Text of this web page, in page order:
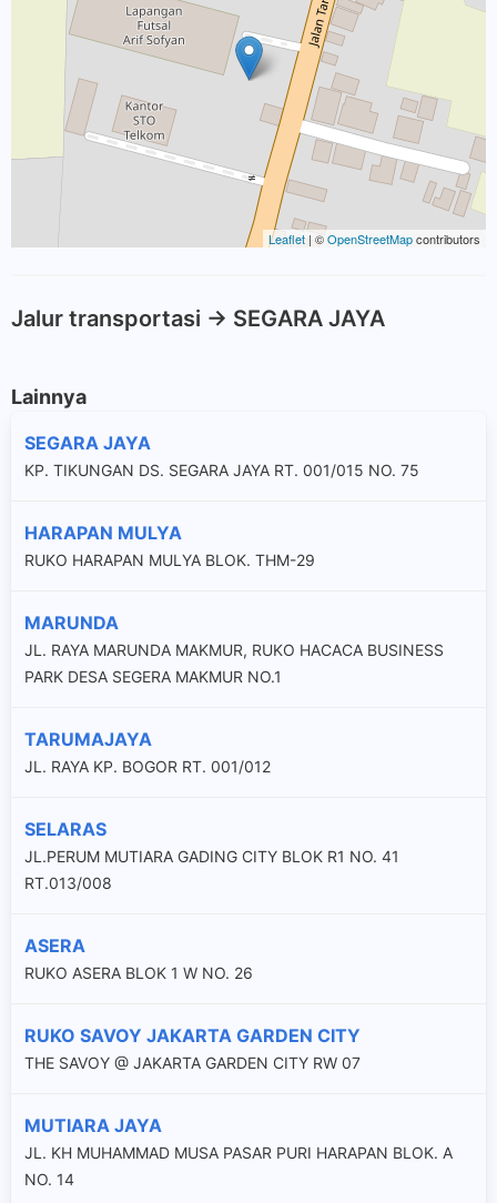
Leaflet | ©OpenStreetMapcontributors
Jalur transportasi -> SEGARA JAYA
Lainnya
SEGARA JAYA
KP. TIKUNGAN DS. SEGARA JAYA RT. 001/015 NO. 75
HARAPAN MULYA
RUKO HARAPAN MULYA BLOK. THM-29
MARUNDA
JL. RAYA MARUNDA MAKMUR, RUKO HACACA BUSINESS
PARK DESA SEGERA MAKMUR NO.1
TARUMAJAYA
JL. RAYA KP. BOGOR RT. 001/012
SELARAS
JL.PERUM MUTIARA GADING CITY BLOK R1 NO. 41
RT.013/008
ASERA
RUKO ASERA BLOK 1 W NO. 26
RUKO SAVOY JAKARTA GARDEN CITY
THE SAVOY @ JAKARTA GARDEN CITY RW 07
MUTIARA JAYA
JL. KH MUHAMMAD MUSA PASAR PURI HARAPAN BLOK. A
NO. 14